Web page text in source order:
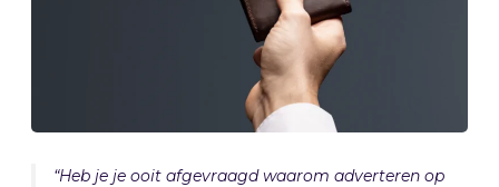
“Heb je je ooit afgevraagd waarom adverteren op